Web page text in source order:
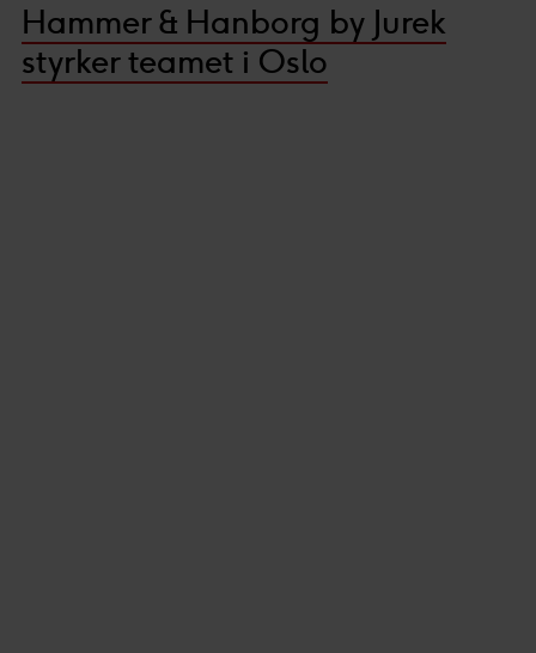
Hammer & Hanborg by Jurek
styrker teamet i Oslo